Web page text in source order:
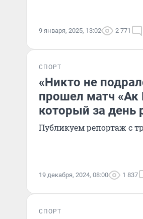
9 января, 2025, 13:02 2 771
СПОРТ
«Никто не
прошел матч «Ак
который за день
Публикуем репортаж с
19 декабря, 2024, 08:00 1 837
СПОРТ